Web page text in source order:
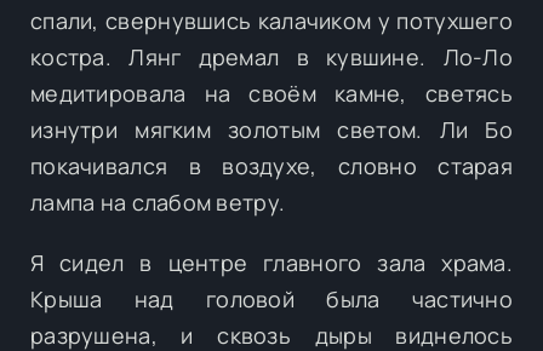
спали, свернувшись калачиком у потухшего
костра. Лянг дремал в кувшине. Ло-Ло
медитировала на своём камне, светясь
изнутри мягким золотым светом. Ли Бо
покачивался в воздухе, словно старая
лампа на слабом ветру.
Я сидел в центре главного зала храма.
Крыша над головой была частично
разрушена, и сквозь дыры виднелось